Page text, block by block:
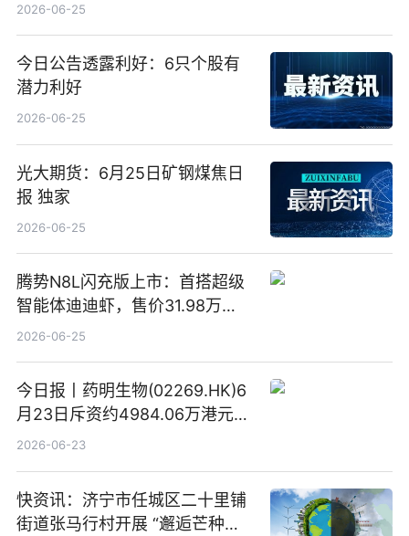
2026-06-25
今日公告透露利好：6只个股有
潜力利好
2026-06-25
光大期货：6月25日矿钢煤焦日
报 独家
2026-06-25
腾势N8L闪充版上市：首搭超级
智能体迪迪虾，售价31.98万
元-34.98万元 焦点日报
2026-06-25
今日报丨药明生物(02269.HK)6
月23日斥资约4984.06万港元回
购160.50万股
2026-06-23
快资讯：济宁市任城区二十里铺
街道张马行村开展 “邂逅芒种节